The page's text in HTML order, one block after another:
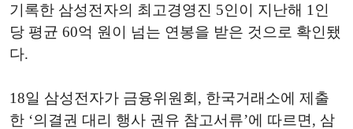
기록한 삼성전자의 최고경영진 5인이 지난해 1인
당 평균 60억 원이 넘는 연봉을 받은 것으로 확인됐
다.
18일 삼성전자가 금융위원회, 한국거래소에 제출
한 ‘의결권 대리 행사 권유 참고서류’에 따르면, 삼